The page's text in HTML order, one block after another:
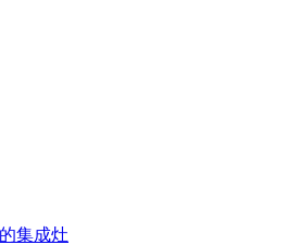
集成灶